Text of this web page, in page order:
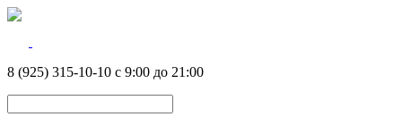
8 (925) 315-10-10 с 9:00 до 21:00